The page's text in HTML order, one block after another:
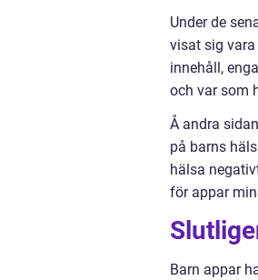
Under de
visat sig
innehåll,
och var som
Å andra
på barns
hälsa
för appar
Barn appar